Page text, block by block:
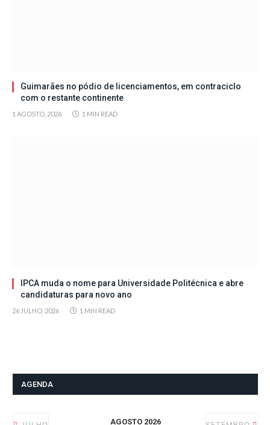
Guimarães no pódio de licenciamentos, em contraciclo
com o restante continente
1 AGOSTO, 2026 1 MIN READ
IPCA muda o nome para Universidade Politécnica e abre
candidaturas para novo ano
26 JULHO, 2026 1 MIN READ
AGENDA
AGOSTO 2026